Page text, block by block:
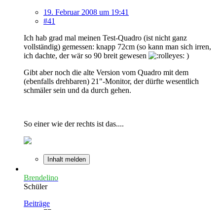
19. Februar 2008 um 19:41
#41
Ich hab grad mal meinen Test-Quadro (ist nicht ganz
vollständig) gemessen: knapp 72cm (so kann man sich irren,
ich dachte, der wär so 90 breit gewesen
)
Gibt aber noch die alte Version vom Quadro mit dem
(ebenfalls drehbaren) 21"-Monitor, der dürfte wesentlich
schmäler sein und da durch gehen.
So einer wie der rechts ist das....
Inhalt melden
Brendelino
Schüler
Beiträge